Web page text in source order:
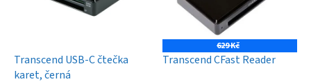
Transcend USB-C čtečka
karet, černá
629 Kč
Transcend CFast Reader